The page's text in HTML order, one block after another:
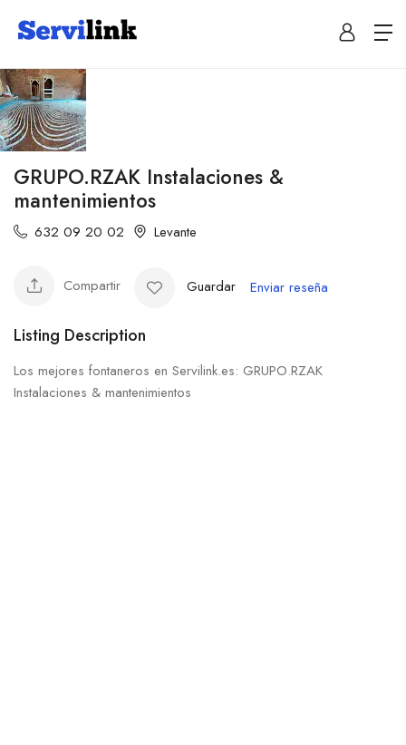
GRUPO.RZAK Instalaciones &
mantenimientos
632 09 20 02 Levante
Compartir Guardar Enviar reseña
Listing Description
Los mejores fontaneros en Servilink.es: GRUPO.RZAK
Instalaciones & mantenimientos